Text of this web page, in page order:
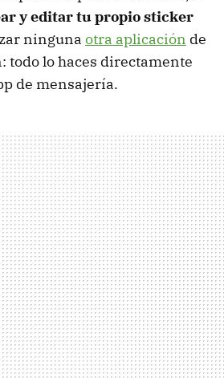
y editar tu propio sticker
ninguna otra aplicación de
todo lo haces directamente
de mensajería.